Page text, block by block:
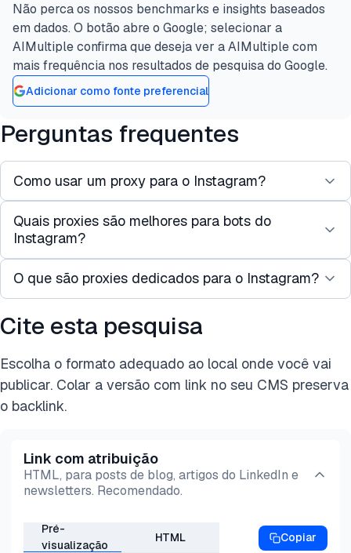
Não perca os nossos benchmarks e insights baseados
em dados. O botão abre o Google; selecionar a
AIMultiple confirma que deseja ver a AIMultiple com
mais frequência nos resultados de pesquisa do Google.
Adicionar como fonte preferencial
Perguntas frequentes
Como usar um proxy para o Instagram?
Para usar um proxy para o Instagram, insira seu IP
de proxy, porta e credenciais nas configurações
de proxy do seu navegador ou ferramenta de
automação. Sempre teste a conexão e combine a
conta.
Quais proxies são melhores para bots do
Instagram?
Proxies móveis são os melhores para bots como
Socinator ou Jarvee porque usam IPs reais de
operadoras nos quais o Instagram confia.
Proxies residenciais oferecem um equilíbrio entre
custo e confiabilidade, enquanto proxies de
datacenter são melhores para testes ou raspagem
O que são proxies dedicados para o Instagram?
Um proxy dedicado para o Instagram é um
endereço IP privado atribuído a um único usuário
ou conta. Eles são comumente usados para
gerenciar contas comerciais ou de clientes do
Instagram e para executar ferramentas de
Cite esta pesquisa
Escolha o formato adequado ao local onde você vai
publicar. Colar a versão com link no seu CMS preserva
o backlink.
Link com atribuição
HTML, para posts de blog, artigos do LinkedIn e
newsletters. Recomendado.
Pré-
visualização
HTML Copiar